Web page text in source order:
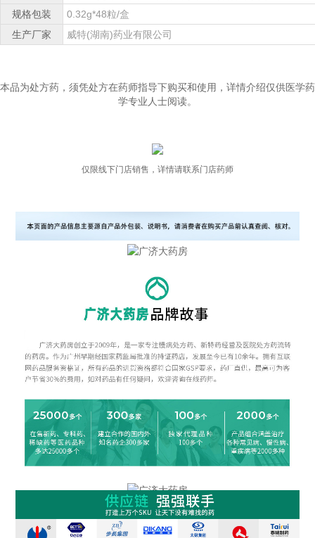
规格包装
0.32g*48粒/盒
生产厂家
威特(湖南)药业有限公司
本品为处方药，须凭处方在药师指导下购买和使用，详情介绍仅供医学药
学专业人士阅读。
仅限线下门店销售，详情请联系门店药师